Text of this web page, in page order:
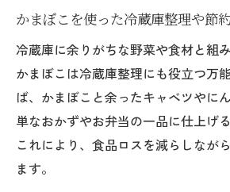
かまぼこを使った冷蔵庫整理や節
冷蔵庫に余りがちな野菜や食材と組
かまぼこは冷蔵庫整理にも役立つ万
ば、かまぼこと余ったキャベツやに
単なおかずやお弁当の一品に仕上げ
これにより、食品ロスを減らしなが
ます。